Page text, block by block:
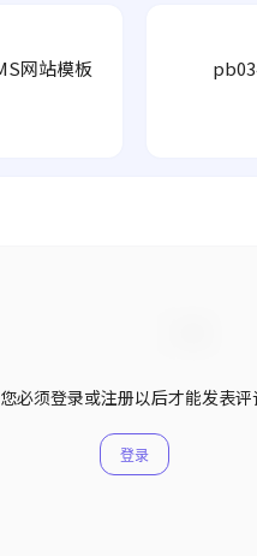
网站模板
您必须登录或注册以后才能发表评
登录